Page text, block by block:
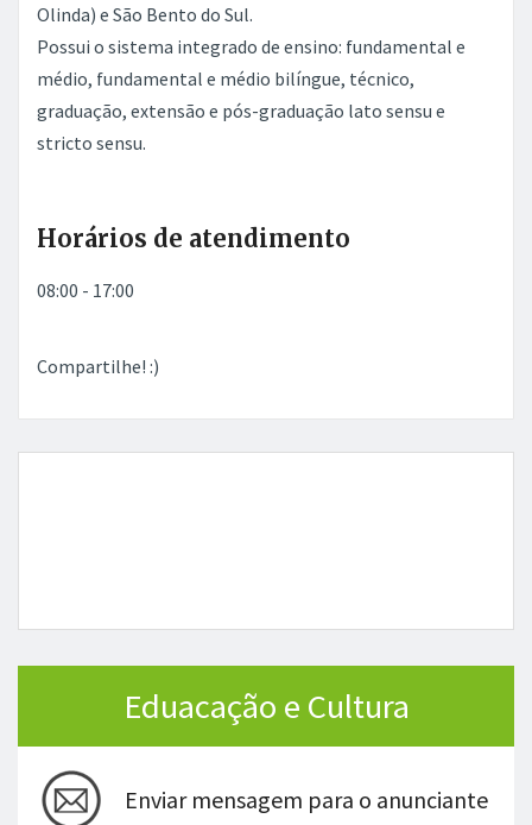
Olinda) e São Bento do Sul.
Possui o sistema integrado de ensino: fundamental e
médio, fundamental e médio bilíngue, técnico,
graduação, extensão e pós-graduação lato sensu e
stricto sensu.
Horários de atendimento
08:00 - 17:00
Compartilhe! :)
Eduacação e Cultura
Enviar mensagem para o anunciante